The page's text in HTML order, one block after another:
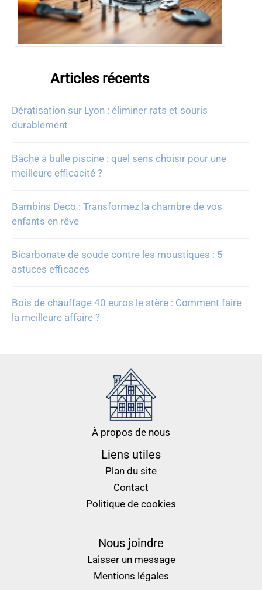
Articles récents
Dératisation sur Lyon : éliminer rats et souris
durablement
Bâche à bulle piscine : quel sens choisir pour une
meilleure efficacité ?
Bambins Deco : Transformez la chambre de vos
enfants en rêve
Bicarbonate de soude contre les moustiques : 5
astuces efficaces
Bois de chauffage 40 euros le stère : Comment faire
la meilleure affaire ?
À propos de nous
Liens utiles
Plan du site
Contact
Politique de cookies
Nous joindre
Laisser un message
Mentions légales